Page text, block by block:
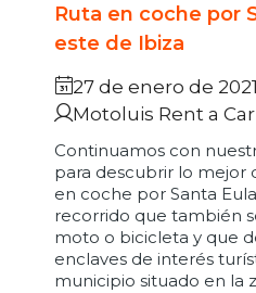
Ruta en coche por
este de Ibiza
27 de enero de 2021
Motoluis Rent a
Continuamos con
para descubrir lo mejor
en coche por Santa
recorrido que también
moto o bicicleta y que
enclaves de interés
municipio situado en la